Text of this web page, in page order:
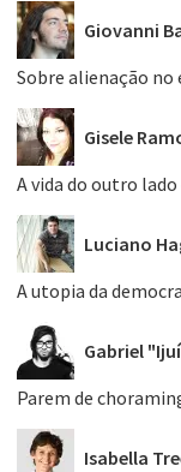
Giovanni
Sobre alienação no
Gisele
A vida do outro
Luciano
A utopia da
Gabriel
Parem de
Isabella